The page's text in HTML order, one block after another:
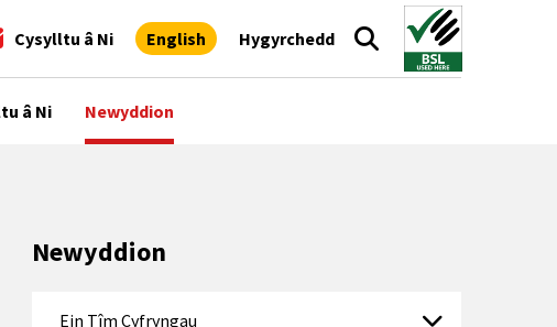
Cysylltu â Ni English Hygyrchedd
â Ni Newyddion
Newyddion
Ein Tîm Cyfryngau